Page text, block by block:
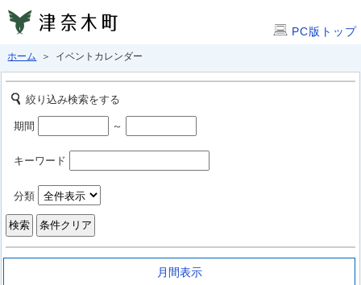
PC版トップ
ホーム ＞ イベントカレンダー
絞り込み検索をする
期間 ～
キーワード
分類
月間表示